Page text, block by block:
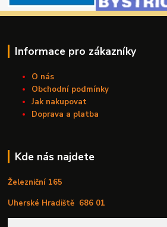
Informace pro zákazníky
O nás
Obchodní podmínky
Jak nakupovat
Doprava a platba
Kde nás najdete
Železniční 165
Uherské Hradiště 686 01